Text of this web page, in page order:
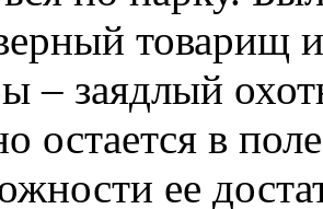
– заядлый
остается в
ее